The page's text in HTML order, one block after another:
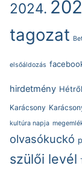
2024.
tagozat
elsőáldozás
hirdetmény
Karácsony
kultúra napja
olvasókuckó
szülői levél